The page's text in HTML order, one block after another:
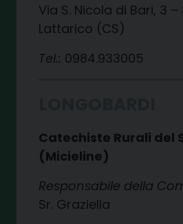
Via S. Nicola di Bari, 3 –
Lattarico (CS)
Tel.: 0984.933005
Catechiste Rurali del
(Micieline)
Responsabile della
Sr. Graziella